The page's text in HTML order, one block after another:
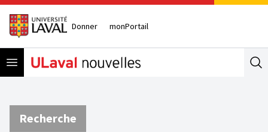
Donner monPortail
Open menu
Recherche